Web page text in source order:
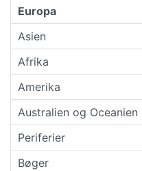
Europa
Asien
Afrika
Amerika
Australien og Oceanien
Periferier
Bøger